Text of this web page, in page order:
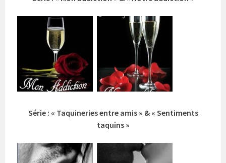
Série : « Taquineries entre amis » & « Sentiments
taquins »